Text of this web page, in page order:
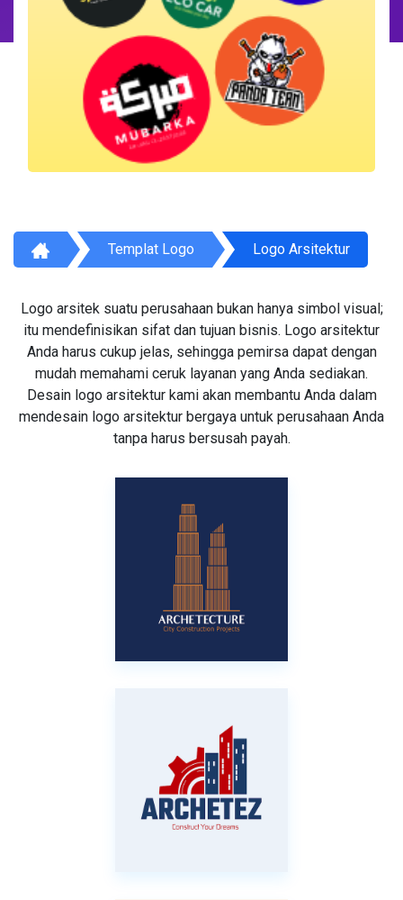
Templat Logo Logo Arsitektur
Logo arsitek suatu perusahaan bukan hanya simbol visual;
itu mendefinisikan sifat dan tujuan bisnis. Logo arsitektur
Anda harus cukup jelas, sehingga pemirsa dapat dengan
mudah memahami ceruk layanan yang Anda sediakan.
Desain logo arsitektur kami akan membantu Anda dalam
mendesain logo arsitektur bergaya untuk perusahaan Anda
tanpa harus bersusah payah.